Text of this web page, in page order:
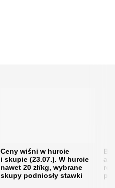
Ceny wiśni w hurcie
i skupie (23.07.). W hurcie
nawet 20 zł/kg, wybrane
skupy podniosły stawki